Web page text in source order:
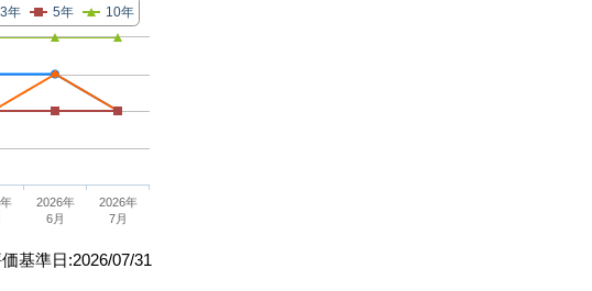
3年 5年 10年
2026年
6月
2026年
7月
基準日:2026/07/31